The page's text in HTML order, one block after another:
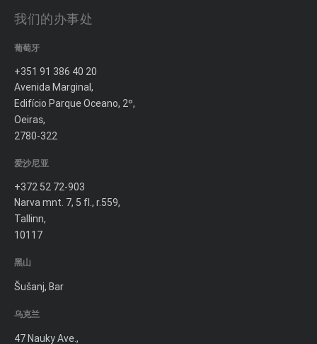
我们的办事处
葡萄牙
+351 91 386 40 20
Avenida Marginal,
Edifício Parque Oceano, 2º,
Oeiras,
2780-322
爱沙尼亚
+372 52 72-903
Narva mnt. 7, 5 fl., r.559,
Tallinn,
10117
黑山
Šušanj, Bar
乌克兰
47 Nauky Ave.,